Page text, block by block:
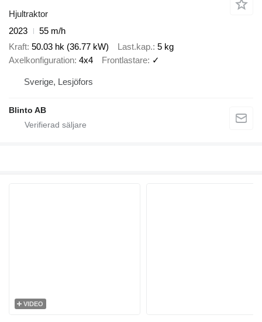
Hjultraktor
2023
55 m/h
Kraft 50.03 hk (36.77 kW) Last.kap. 5 kg
Axelkonfiguration 4x4 Frontlastare ✓
Sverige, Lesjöfors
Blinto AB
VIDEO